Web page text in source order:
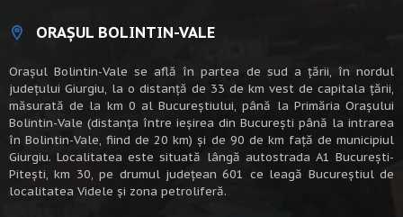
ORAȘUL BOLINTIN-VALE
Oraşul Bolintin-Vale se află în partea de sud a ţării, în nordul
judeţului Giurgiu, la o distanţă de 33 de km vest de capitala țării,
măsurată de la km 0 al Bucureștiului, până la Primăria Orașului
Bolintin-Vale (distanța între ieșirea din București până la intrarea
în Bolintin-Vale, fiind de 20 km) şi de 90 de km faţă de municipiul
Giurgiu. Localitatea este situată lângă autostrada A1 Bucureşti-
Piteşti, km 30, pe drumul judeţean 601 ce leagă Bucureştiul de
localitatea Videle şi zona petroliferă.